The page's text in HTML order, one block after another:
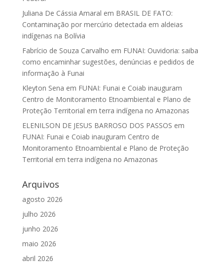
Juliana De Cássia Amaral em BRASIL DE FATO:
Contaminação por mercúrio detectada em aldeias
indígenas na Bolívia
Fabrício de Souza Carvalho em FUNAI: Ouvidoria: saiba
como encaminhar sugestões, denúncias e pedidos de
informação à Funai
Kleyton Sena em FUNAI: Funai e Coiab inauguram
Centro de Monitoramento Etnoambiental e Plano de
Proteção Territorial em terra indígena no Amazonas
ELENILSON DE JESUS BARROSO DOS PASSOS em
FUNAI: Funai e Coiab inauguram Centro de
Monitoramento Etnoambiental e Plano de Proteção
Territorial em terra indígena no Amazonas
Arquivos
agosto 2026
julho 2026
junho 2026
maio 2026
abril 2026